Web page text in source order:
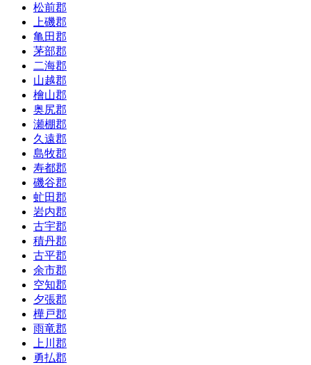
松前郡
上磯郡
亀田郡
茅部郡
二海郡
山越郡
檜山郡
奥尻郡
瀬棚郡
久遠郡
島牧郡
寿都郡
磯谷郡
虻田郡
岩内郡
古宇郡
積丹郡
古平郡
余市郡
空知郡
夕張郡
樺戸郡
雨竜郡
上川郡
勇払郡